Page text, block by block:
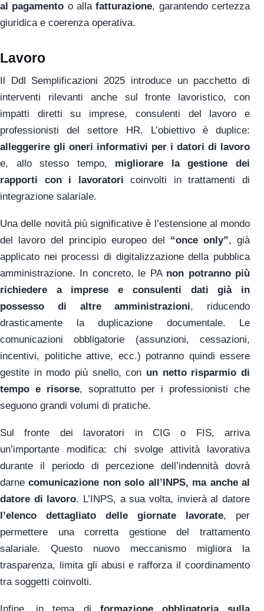
al pagamento o allafatturazione, garantendo certezza
giuridica e coerenza operativa.
Lavoro
Il Ddl Semplificazioni 2025 introduce un pacchetto di
interventi rilevanti anche sul fronte lavoristico, con
impatti diretti su imprese, consulenti del lavoro e
professionisti del settore HR. L’obiettivo è duplice:
alleggerire gli oneri informativi per i datori di lavoro
e, allo stesso tempo, migliorare la gestione dei
rapporti con i lavoratori coinvolti in trattamenti di
integrazione salariale.
Una delle novità più significative è l’estensione al mondo
del lavoro del principio europeo del “once only”, già
applicato nei processi di digitalizzazione della pubblica
amministrazione. In concreto, le PA non potranno più
richiedere a imprese e consulenti dati già in
possesso di altre amministrazioni, riducendo
drasticamente la duplicazione documentale. Le
comunicazioni obbligatorie (assunzioni, cessazioni,
incentivi, politiche attive, ecc.) potranno quindi essere
gestite in modo più snello, con un netto risparmio di
tempo e risorse, soprattutto per i professionisti che
seguono grandi volumi di pratiche.
Sul fronte dei lavoratori in CIG o FIS, arriva
un’importante modifica: chi svolge attività lavorativa
durante il periodo di percezione dell’indennità dovrà
darnecomunicazione non solo all’INPS, ma anche al
datore di lavoro. L’INPS, a sua volta, invierà al datore
l’elenco dettagliato delle giornate lavorate, per
permettere una corretta gestione del trattamento
salariale. Questo nuovo meccanismo migliora la
trasparenza, limita gli abusi e rafforza il coordinamento
tra soggetti coinvolti.
Infine, in tema di formazione obbligatoria sulla